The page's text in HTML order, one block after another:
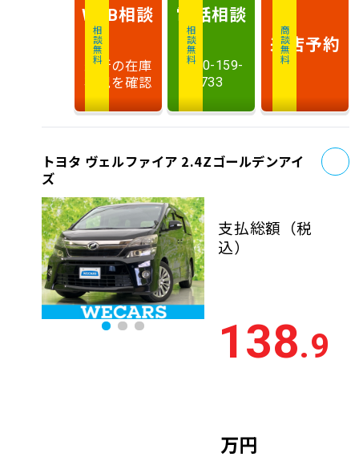
相談無料
WEB相談
最新の在庫
状況を確認
相談無料
電話相談
0120-159-
733
商談無料
来店予約
トヨタ ヴェルファイア 2.4Zゴールデンアイ
ズ
支払総額 （税
込）
138.9
万円